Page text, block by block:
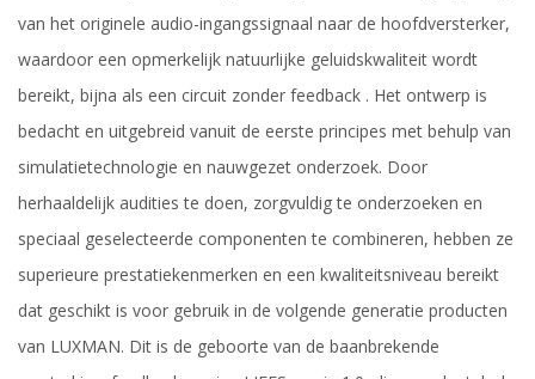
van het originele audio-ingangssignaal naar de hoofdversterker,
waardoor een opmerkelijk natuurlijke geluidskwaliteit wordt
bereikt, bijna als een circuit zonder feedback . Het ontwerp is
bedacht en uitgebreid vanuit de eerste principes met behulp van
simulatietechnologie en nauwgezet onderzoek. Door
herhaaldelijk audities te doen, zorgvuldig te onderzoeken en
speciaal geselecteerde componenten te combineren, hebben ze
superieure prestatiekenmerken en een kwaliteitsniveau bereikt
dat geschikt is voor gebruik in de volgende generatie producten
van LUXMAN. Dit is de geboorte van de baanbrekende